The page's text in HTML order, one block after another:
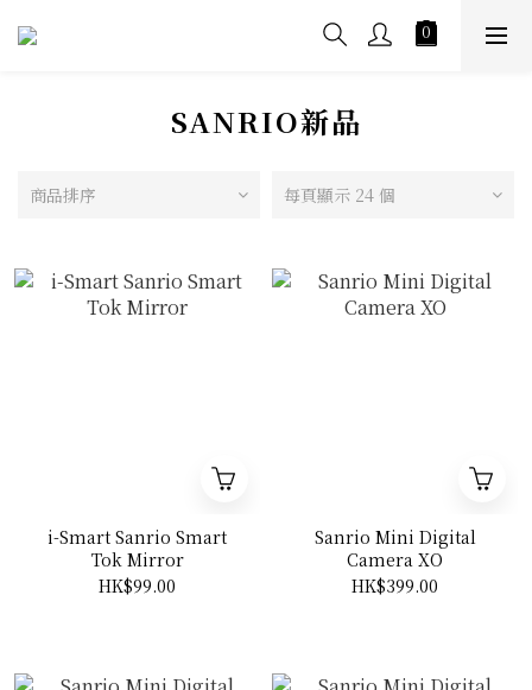
SANRIO新品
商品排序 每頁顯示 24 個
i-Smart Sanrio Smart
Tok Mirror
HK$99.00
Sanrio Mini Digital
Camera XO
HK$399.00